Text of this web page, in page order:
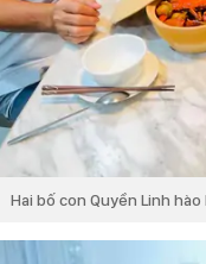
Hai bố con Quyền Linh